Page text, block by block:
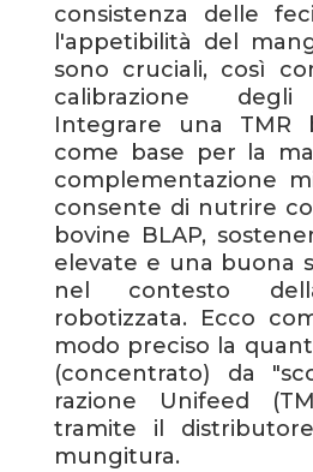
consistenza delle
l'appetibilità del
sono cruciali, così
calibrazione degli
Integrare una TMR
come base per la
complementazione
consente di nutrire
bovine BLAP,
elevate e una buona
nel contesto
robotizzata. Ecco
modo preciso la
(concentrato) da
razione Unifeed
tramite il
mungitura.